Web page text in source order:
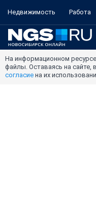
Недвижимость Работа
На информационном
файлы. Оставаясь на
согласие на их